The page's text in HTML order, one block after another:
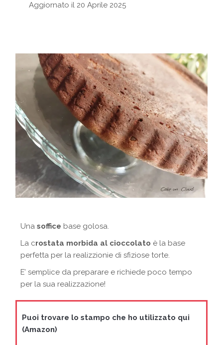
Aggiornato il 20 Aprile 2025
Unasoffice base golosa.
La crostata morbida al cioccolato è la base
perfetta per la realizzionie di sfiziose torte.
E’ semplice da preparare e richiede poco tempo
per la sua realizzazione!
Puoi trovare lo stampo che ho utilizzato qui
(Amazon)